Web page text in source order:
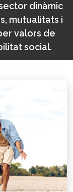
dinàmic
mutualitats i
valors de
social.